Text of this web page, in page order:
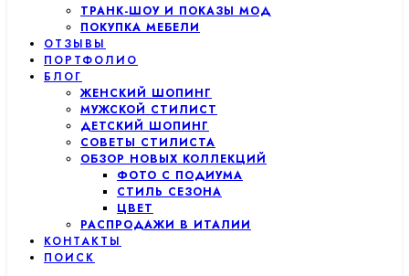
ТРАНК-ШОУ И ПОКАЗЫ МОД
ПОКУПКА МЕБЕЛИ
ОТЗЫВЫ
ПОРТФОЛИО
БЛОГ
ЖЕНСКИЙ ШОПИНГ
МУЖСКОЙ СТИЛИСТ
ДЕТСКИЙ ШОПИНГ
СОВЕТЫ СТИЛИСТА
ОБЗОР НОВЫХ КОЛЛЕКЦИЙ
ФОТО С ПОДИУМА
СТИЛЬ СЕЗОНА
ЦВЕТ
РАСПРОДАЖИ В ИТАЛИИ
КОНТАКТЫ
ПОИСК